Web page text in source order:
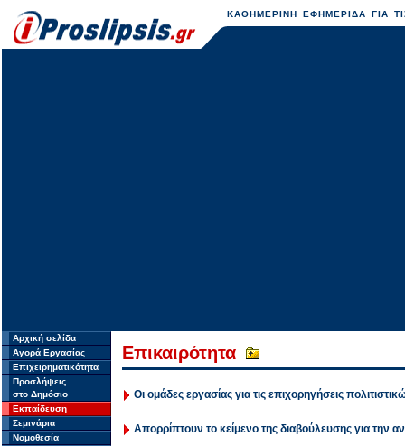
ΚΑΘΗΜΕΡΙΝΗ ΕΦΗΜΕΡΙΔΑ ΓΙΑ
Αρχική σελίδα
Αγορά Εργασίας
Επιχειρηματικότητα
Προσλήψεις
στο Δημόσιο
Εκπαίδευση
Σεμινάρια
Νομοθεσία
Επικαιρότητα
Οι ομάδες εργασίας για τις επιχορηγήσεις
Απορρίπτουν το κείμενο της διαβούλευσης για την